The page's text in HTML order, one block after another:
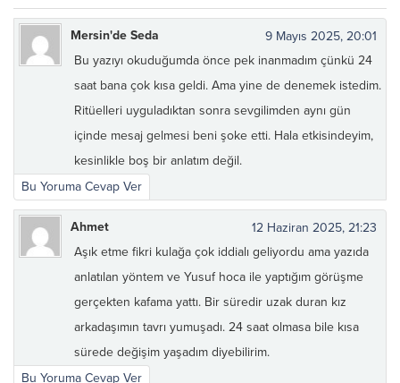
Mersin'de Seda
9 Mayıs 2025, 20:01
Bu yazıyı okuduğumda önce pek inanmadım çünkü 24
saat bana çok kısa geldi. Ama yine de denemek istedim.
Ritüelleri uyguladıktan sonra sevgilimden aynı gün
içinde mesaj gelmesi beni şoke etti. Hala etkisindeyim,
kesinlikle boş bir anlatım değil.
Bu Yoruma Cevap Ver
Ahmet
12 Haziran 2025, 21:23
Aşık etme fikri kulağa çok iddialı geliyordu ama yazıda
anlatılan yöntem ve Yusuf hoca ile yaptığım görüşme
gerçekten kafama yattı. Bir süredir uzak duran kız
arkadaşımın tavrı yumuşadı. 24 saat olmasa bile kısa
sürede değişim yaşadım diyebilirim.
Bu Yoruma Cevap Ver